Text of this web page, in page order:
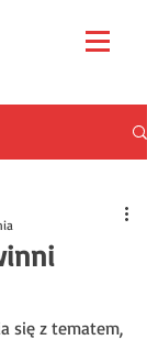
się z tematem,